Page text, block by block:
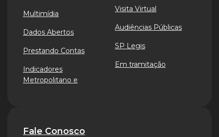
Multimídia
Dados Abertos
Prestando Contas
Indicadores
Metropolitano e
Visita Virtual
Audiências Públicas
SP Legis
Em tramitação
Fale Conosco